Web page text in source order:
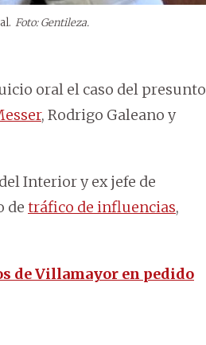
Foto: Gentileza.
oral el caso del presunto
, Rodrigo Galeano y
Interior y ex jefe de
de tráfico de influencias,
de Villamayor en pedido